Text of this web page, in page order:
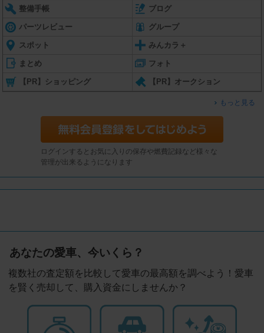
整備手帳 ブログ
パーツレビュー グループ
スポット みんカラ＋
まとめ フォト
【PR】ショッピング 【PR】オークション
もっと見る
ログインするとお気に入りの保存や燃費記録など様々な
管理が出来るようになります
あなたの愛車、今いくら？
複数社の査定額を比較して愛車の最高額を調べよう！愛車
を賢く売却して、購入資金にしませんか？